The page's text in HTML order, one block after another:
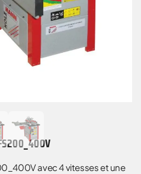
avec 4 vitesses et une